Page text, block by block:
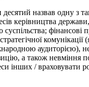
назвав одну з
керівництва
суспільства; фінансові
комунікації
аудиторією),
а також невміння
інших / враховувати